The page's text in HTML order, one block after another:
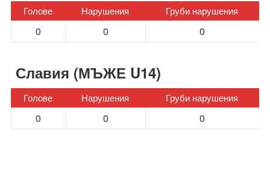
Голове Нарушения Груби нарушения
0 0 0
Славия (МЪЖЕ U14)
Голове Нарушения Груби нарушения
0 0 0